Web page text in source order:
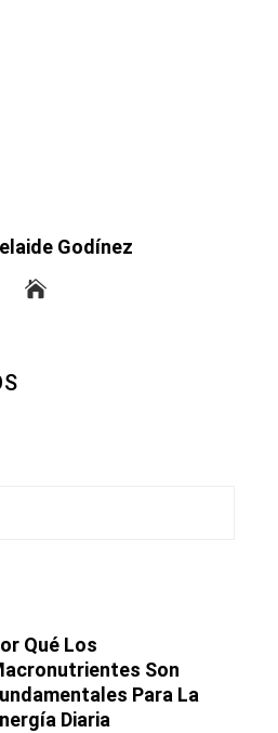
Godínez
Qué Los
Son
Para La
Diaria